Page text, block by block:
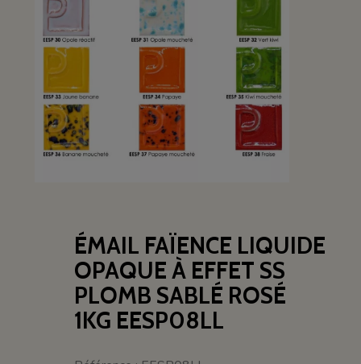
ÉMAIL FAÏENCE LIQUIDE
OPAQUE À EFFET SS
PLOMB SABLÉ ROSÉ
1KG EESP08LL